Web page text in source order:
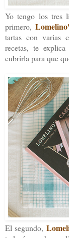
Yo tengo los tres
primero,
tartas con varias
recetas, te
cubrirla para que
El segundo,